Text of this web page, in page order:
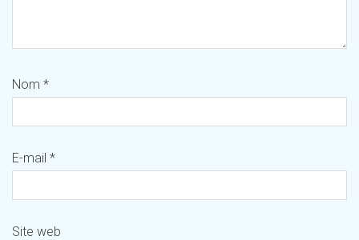
Nom *
E-mail *
Site web